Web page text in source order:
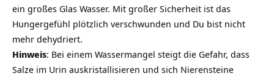
ein großes Glas Wasser. Mit großer Sicherheit ist das
Hungergefühl plötzlich verschwunden und Du bist nicht
mehr dehydriert.
Hinweis: Bei einem Wassermangel steigt die Gefahr, dass
Salze im Urin auskristallisieren und sich Nierensteine